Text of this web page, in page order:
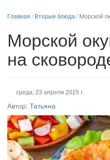
Главная /Вторые блюда /Морской
Морской
на
среда, 23 апреля 2025 г.
Автор: Татьяна